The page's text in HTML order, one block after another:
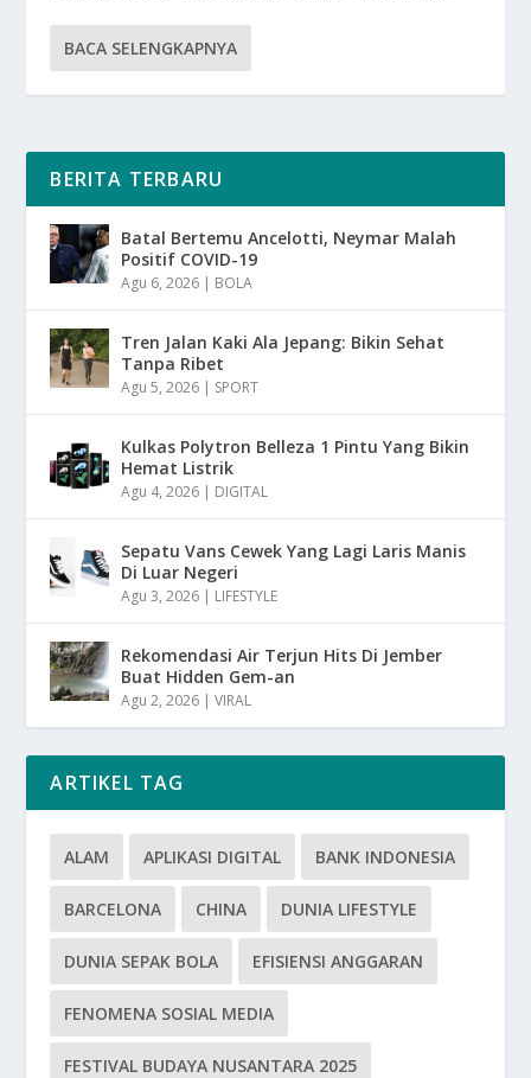
BACA SELENGKAPNYA
BERITA TERBARU
Batal Bertemu Ancelotti, Neymar Malah
Positif COVID-19
Agu 6, 2026 | BOLA
Tren Jalan Kaki Ala Jepang: Bikin Sehat
Tanpa Ribet
Agu 5, 2026 | SPORT
Kulkas Polytron Belleza 1 Pintu Yang Bikin
Hemat Listrik
Agu 4, 2026 | DIGITAL
Sepatu Vans Cewek Yang Lagi Laris Manis
Di Luar Negeri
Agu 3, 2026 | LIFESTYLE
Rekomendasi Air Terjun Hits Di Jember
Buat Hidden Gem-an
Agu 2, 2026 |VIRAL
ARTIKEL TAG
ALAM APLIKASI DIGITAL BANK INDONESIA
BARCELONA CHINA DUNIA LIFESTYLE
DUNIA SEPAK BOLA EFISIENSI ANGGARAN
FENOMENA SOSIAL MEDIA
FESTIVAL BUDAYA NUSANTARA 2025